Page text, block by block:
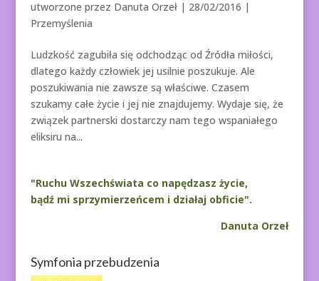
utworzone przez Danuta Orzeł| 28/02/2016 |
Przemyślenia
Ludzkość zagubiła się odchodząc od Źródła miłości,
dlatego każdy człowiek jej usilnie poszukuje. Ale
poszukiwania nie zawsze są właściwe. Czasem
szukamy całe życie i jej nie znajdujemy. Wydaje się, że
związek partnerski dostarczy nam tego wspaniałego
eliksiru na...
"Ruchu Wszechświata co napędzasz życie,
bądź mi sprzymierzeńcem i działaj obficie".
Danuta Orzeł
Symfonia przebudzenia